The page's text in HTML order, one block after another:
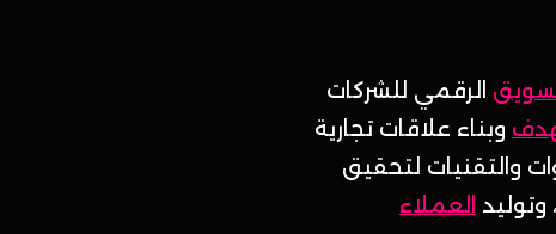
الرقمي للشركات
وبناء علاقات تجارية
والتقنيات لتحقيق
العملاء